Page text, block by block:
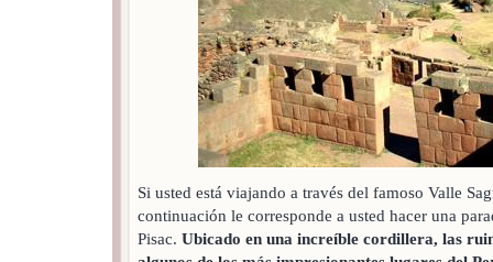
Si usted está viajando a través del famoso Valle
continuación le corresponde a usted hacer una
Pisac. Ubicado en una increíble cordillera, las